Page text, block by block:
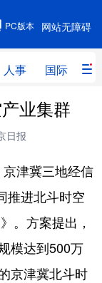
网站无障碍
PC版本
人事 国际 财
人事
教育
文化
视频
汽车
业集群
日报
津冀三地经信
推进北斗时空
。方案提出，
模达到500万
京津冀北斗时